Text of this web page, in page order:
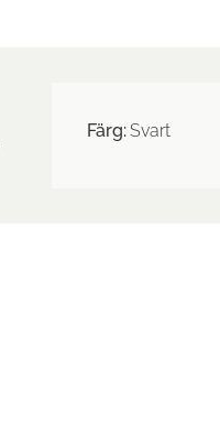
Färg:Svart